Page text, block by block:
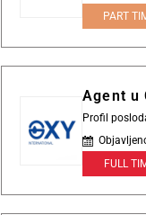
PART
Agent u
Profil
FULL